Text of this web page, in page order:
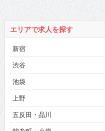
エリアで求人を探す
新宿
渋谷
池袋
上野
五反田・品川